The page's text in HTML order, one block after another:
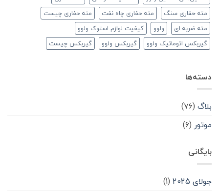
مته حفاری سنگ
مته حفاری چاه نفت
مته حفاری چیست
مته ضربه ای
ولوو
کیفیت لوازم استوک ولوو
گیربکس اتوماتیک ولوو
گیربکس ولوو گیربکس چیست
دسته‌ها
بلاگ (۷۶)
موتور (۶)
بایگانی
جولای 2025
(1)